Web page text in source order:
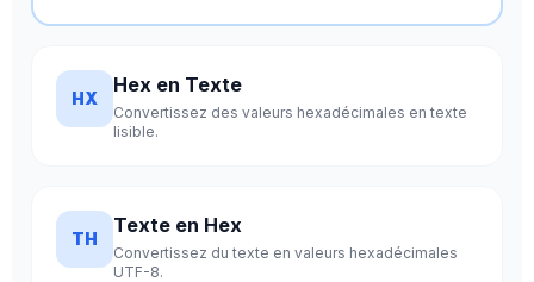
HX
Hex en Texte
Convertissez des valeurs hexadécimales en texte
lisible.
TH
Texte en Hex
Convertissez du texte en valeurs hexadécimales
UTF-8.